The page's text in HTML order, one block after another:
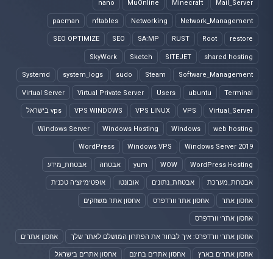
Mail_Server
Minecraft
MuOnline
nano
Network_Management
Networking
nftables
pacman
restore
Root
RUST
SA:MP
SEO
SEO OPTIMIZE
shared hosting
SITEJET
Sketch
SkyWork
Software_Management
Steam
sudo
system_logs
Systemd
Terminal
ubuntu
Users
Virtual Private Server
Virtual Server
Virtual_Server
VPS
VPS LINUX
VPS WINDOWS vps בישראל
web hosting
Windows
Windows Hosting
Windows Server
Windows Server 2019
Windows VPS
WordPress
WordPress Hosting
WOW
yum אבטחה אבטחת_מידע
אבטחת_מערכת אבטחת_נתונים אובונטו אופטימיזציה טכנית
אחסון אתר אחסון אתר וורדפרס אחסון אתר משחקים
אחסון אתרי וורדפרס
אחסון אתרי וורדפרס: איך לבחור את הפתרון המושלם לאתר שלך אחסון אתרים
אחסון אתרים בארץ אחסון אתרים בחינם אחסון אתרים בישראל